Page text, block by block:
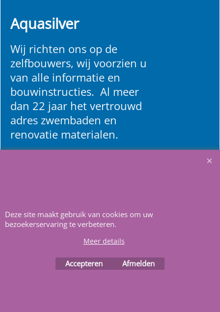
Aquasilver
Wij richten ons op de
zelfbouwers, wij voorzien u
van alle informatie en
bouwinstructies. Al meer
dan 22 jaar het vertrouwd
adres zwembaden en
renovatie materialen.
Webwinkel gemaakt met
Deze site maakt gebruik van cookies om uw
bezoekerservaring te verbeteren.
Meer details
Accepteren Afmelden